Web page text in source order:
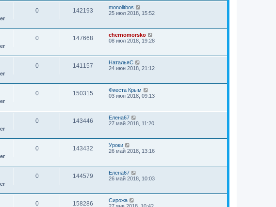
0 142193
monolitbos
25 июл 2018, 15:52
0 147668
chernomorsko
08 июл 2018, 19:28
0 141157
НатальяС
24 июн 2018, 21:12
0 150315
Фиеста Крым
03 июн 2018, 09:13
0 143446
Елена67
27 май 2018, 11:20
0 143432
Уроки
26 май 2018, 13:16
0 144579
Елена67
26 май 2018, 10:03
0 158286
Сирожа